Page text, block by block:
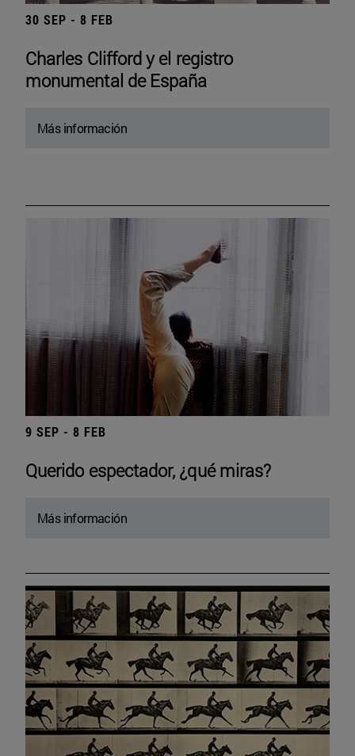
30 SEP - 8 FEB
Charles Clifford y el registro
monumental de España
Más información
9 SEP - 8 FEB
Querido espectador, ¿qué miras?
Más información